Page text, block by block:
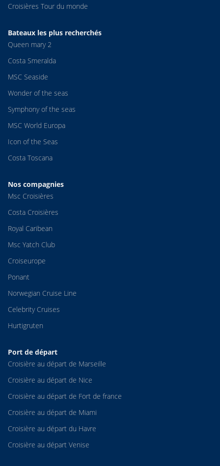
Croisières Tour du monde
Bateaux les plus recherchés
Queen mary 2
Costa Smeralda
MSC Seaside
Wonder of the seas
Symphony of the seas
MSC World Europa
Icon of the Seas
Costa Toscana
Nos compagnies
Msc Croisières
Costa Croisières
Royal Caribean
Msc Yatch Club
Croiseurope
Ponant
Norwegian Cruise Line
Celebrity Cruises
Hurtigruten
Port de départ
Croisière au départ de Marseille
Croisière au départ de Nice
Croisière au départ de Fort de france
Croisière au départ de Miami
Croisière au départ du Havre
Croisière au départ Venise